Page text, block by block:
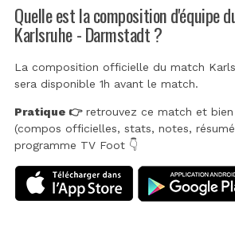
Quelle est la composition d'équipe
Karlsruhe - Darmstadt ?
La composition officielle du match
sera disponible 1h avant le match.
Pratique 👉retrouvez ce match et bien
(compos officielles, stats, notes,
programme TV Foot 👇